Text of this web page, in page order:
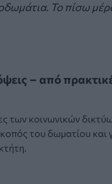
Το πίσω
– από
κοινωνικών
του δωματίου και